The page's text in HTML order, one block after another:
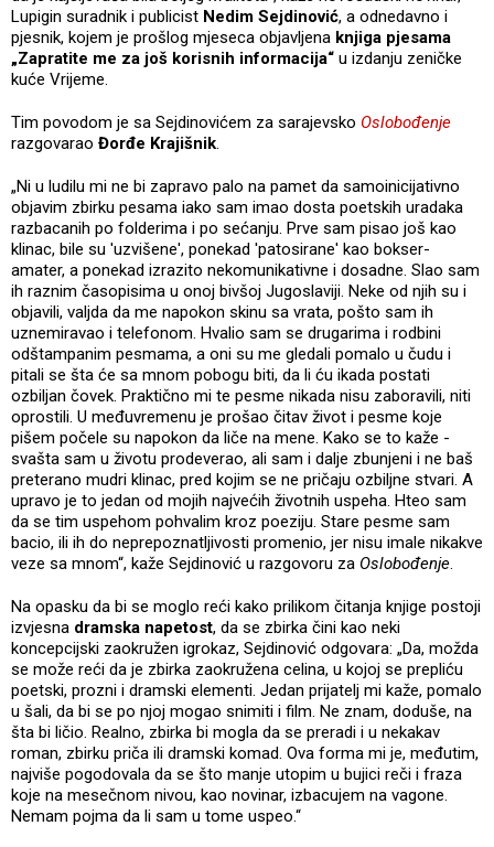
Lupigin suradnik i publicist Nedim Sejdinović, a odnedavno i
pjesnik, kojem je prošlog mjeseca objavljena knjiga pjesama
„Zapratite me za još korisnih informacija“ u izdanju zeničke
kuće Vrijeme.
Tim povodom je sa Sejdinovićem za sarajevsko Oslobođenje
razgovarao Đorđe Krajišnik.
„Ni u ludilu mi ne bi zapravo palo na pamet da samoinicijativno
objavim zbirku pesama iako sam imao dosta poetskih uradaka
razbacanih po folderima i po sećanju. Prve sam pisao još kao
klinac, bile su 'uzvišene', ponekad 'patosirane' kao bokser-
amater, a ponekad izrazito nekomunikativne i dosadne. Slao sam
ih raznim časopisima u onoj bivšoj Jugoslaviji. Neke od njih su i
objavili, valjda da me napokon skinu sa vrata, pošto sam ih
uznemiravao i telefonom. Hvalio sam se drugarima i rodbini
odštampanim pesmama, a oni su me gledali pomalo u čudu i
pitali se šta će sa mnom pobogu biti, da li ću ikada postati
ozbiljan čovek. Praktično mi te pesme nikada nisu zaboravili, niti
oprostili. U međuvremenu je prošao čitav život i pesme koje
pišem počele su napokon da liče na mene. Kako se to kaže -
svašta sam u životu prodeverao, ali sam i dalje zbunjeni i ne baš
preterano mudri klinac, pred kojim se ne pričaju ozbiljne stvari. A
upravo je to jedan od mojih najvećih životnih uspeha. Hteo sam
da se tim uspehom pohvalim kroz poeziju. Stare pesme sam
bacio, ili ih do neprepoznatljivosti promenio, jer nisu imale nikakve
veze sa mnom“, kaže Sejdinović u razgovoru za Oslobođenje.
Na opasku da bi se moglo reći kako prilikom čitanja knjige postoji
izvjesna dramska napetost, da se zbirka čini kao neki
koncepcijski zaokružen igrokaz, Sejdinović odgovara: „Da, možda
se može reći da je zbirka zaokružena celina, u kojoj se prepliću
poetski, prozni i dramski elementi. Jedan prijatelj mi kaže, pomalo
u šali, da bi se po njoj mogao snimiti i film. Ne znam, doduše, na
šta bi ličio. Realno, zbirka bi mogla da se preradi i u nekakav
roman, zbirku priča ili dramski komad. Ova forma mi je, međutim,
najviše pogodovala da se što manje utopim u bujici reči i fraza
koje na mesečnom nivou, kao novinar, izbacujem na vagone.
Nemam pojma da li sam u tome uspeo.“